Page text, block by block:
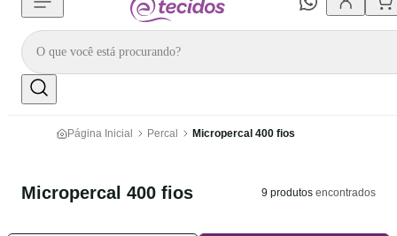
Página Inicial Percal Micropercal 400 fios
Micropercal 400 fios 9 produtos encontrados